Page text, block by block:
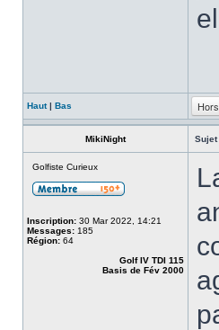
Haut| Bas
MikiNight Sujet
Golfiste Curieux
Inscription: 30 Mar 2022, 14:21
Messages: 185
Région: 64
Golf IV TDI 115
Basis de Fév 2000